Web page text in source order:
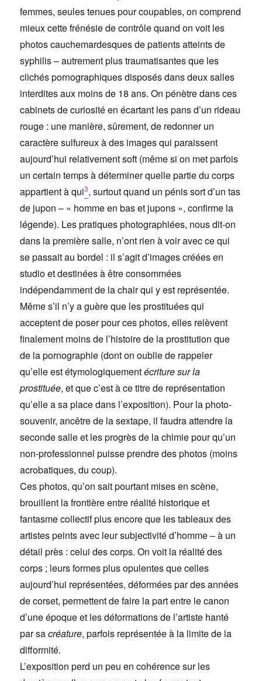
femmes, seules tenues pour coupables, on comprend
mieux cette frénésie de contrôle quand on voit les
photos cauchemardesques de patients atteints de
syphilis – autrement plus traumatisantes que les
clichés pornographiques disposés dans deux salles
interdites aux moins de 18 ans. On pénètre dans ces
cabinets de curiosité en écartant les pans d’un rideau
rouge : une manière, sûrement, de redonner un
caractère sulfureux à des images qui paraissent
aujourd’hui relativement soft (même si on met parfois
un certain temps à déterminer quelle partie du corps
appartient à qui3, surtout quand un pénis sort d’un tas
de jupon – « homme en bas et jupons », confirme la
légende). Les pratiques photographiées, nous dit-on
dans la première salle, n’ont rien à voir avec ce qui
se passait au bordel : il s’agit d’images créées en
studio et destinées à être consommées
indépendamment de la chair qui y est représentée.
Même s’il n’y a guère que les prostituées qui
acceptent de poser pour ces photos, elles relèvent
finalement moins de l’histoire de la prostitution que
de la pornographie (dont on oublie de rappeler
qu’elle est étymologiquementécriture sur la
prostituée, et que c’est à ce titre de représentation
qu’elle a sa place dans l’exposition). Pour la photo-
souvenir, ancêtre de la sextape, il faudra attendre la
seconde salle et les progrès de la chimie pour qu’un
non-professionnel puisse prendre des photos (moins
acrobatiques, du coup).
Ces photos, qu’on sait pourtant mises en scène,
brouillent la frontière entre réalité historique et
fantasme collectif plus encore que les tableaux des
artistes peints avec leur subjectivité d’homme – à un
détail près : celui des corps. On voit la réalité des
corps ; leurs formes plus opulentes que celles
aujourd’hui représentées, déformées par des années
de corset, permettent de faire la part entre le canon
d’une époque et les déformations de l’artiste hanté
par sacréature, parfois représentée à la limite de la
difformité.
L’exposition perd un peu en cohérence sur les